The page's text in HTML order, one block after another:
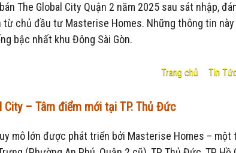
Trang chủ Tin
The Global City Quận 2 năm 2025 sau sát nhập,
từ chủ đầu tư Masterise Homes. Những thông tin
bậc nhất khu Đông Sài Gòn.
City – Tâm điểm mới tại TP. Thủ Đức
mô lớn được phát triển bởi Masterise Homes –